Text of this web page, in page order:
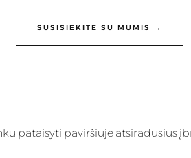
SUSISIEKITE SU MUMIS →
pataisyti paviršiuje atsiradusius